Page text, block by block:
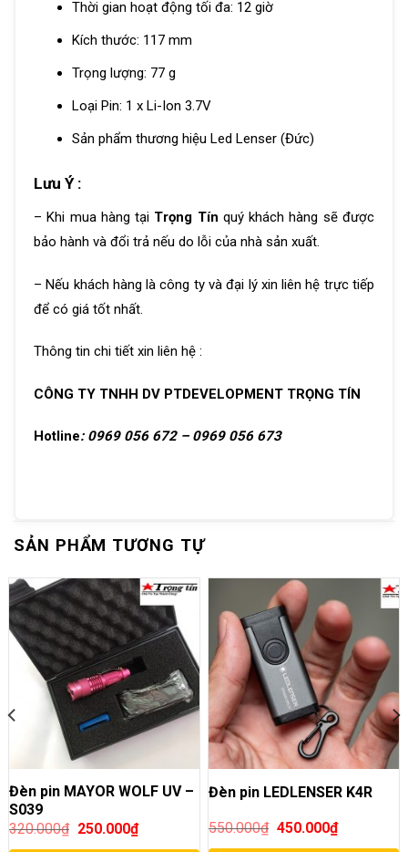
Thời gian hoạt động tối đa: 12 giờ
Kích thước: 117 mm
Trọng lượng: 77 g
Loại Pin: 1 x Li-Ion 3.7V
Sản phẩm thương hiệu Led Lenser(Đức)
Lưu Ý :
– Khi mua hàng tại Trọng Tín quý khách hàng sẽ được
bảo hành và đổi trả nếu do lỗi của nhà sản xuất.
– Nếu khách hàng là công ty và đại lý xin liên hệ trực tiếp
để có giá tốt nhất.
Thông tin chi tiết xin liên hệ :
CÔNG TY TNHH DV PTDEVELOPMENT TRỌNG TÍN
Hotline: 0969 056 672 – 0969 056 673
SẢN PHẨM TƯƠNG TỰ
Đèn pin MAYOR WOLF UV –
S039
320.000₫ 250.000₫
Đèn pin LEDLENSER K4R
550.000₫ 450.000₫